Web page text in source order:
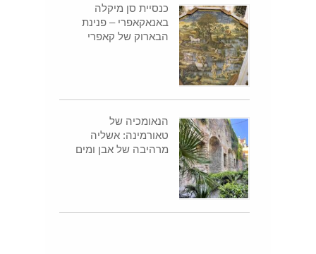
כנסיית סן מיקלה
באנאקאפרי – פנינת
הבארוק של קאפרי
הנאומכיה של
טאורמינה: אשליה
מרהיבה של אבן ומים